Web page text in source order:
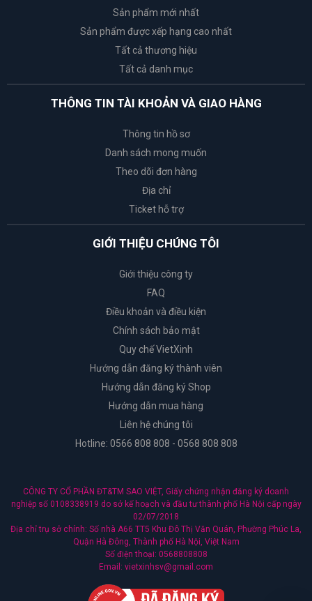
Sản phẩm mới nhất
Sản phẩm được xếp hạng cao nhất
Tất cả thương hiệu
Tất cả danh mục
THÔNG TIN TÀI KHOẢN VÀ GIAO HÀNG
Thông tin hồ sơ
Danh sách mong muốn
Theo dõi đơn hàng
Địa chỉ
Ticket hỗ trợ
GIỚI THIỆU CHÚNG TÔI
Giới thiệu công ty
FAQ
Điều khoản và điều kiện
Chính sách bảo mật
Quy chế VietXinh
Hướng dẫn đăng ký thành viên
Hướng dẫn đăng ký Shop
Hướng dẫn mua hàng
Liên hệ chúng tôi
Hotline: 0566 808 808 - 0568 808 808
CÔNG TY CỔ PHẦN ĐT&TM SAO VIỆT, Giấy chứng nhận đăng ký doanh
nghiệp số 0108338919 do sở kế hoạch và đầu tư thành phố Hà Nội cấp ngày
02/07/2018
Địa chỉ trụ sở chính: Số nhà A66 TT5 Khu Đô Thị Văn Quán, Phường Phúc La,
Quận Hà Đông, Thành phố Hà Nội, Việt Nam
Số điện thoại: 0568808808
Email: vietxinhsv@gmail.com